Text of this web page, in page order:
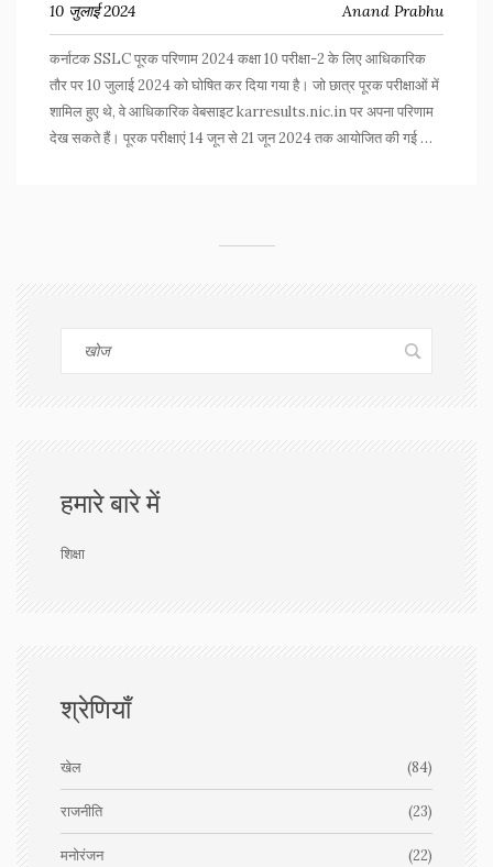
10 जुलाई 2024 Anand Prabhu
कर्नाटक SSLC पूरक परिणाम 2024 कक्षा 10 परीक्षा-2 के लिए आधिकारिक
तौर पर 10 जुलाई 2024 को घोषित कर दिया गया है। जो छात्र पूरक परीक्षाओं में
शामिल हुए थे, वे आधिकारिक वेबसाइट karresults.nic.in पर अपना परिणाम
देख सकते हैं। पूरक परीक्षाएं 14 जून से 21 जून 2024 तक आयोजित की गई थीं,
हमारे बारे में
शिक्षा
श्रेणियाँ
खेल (84)
राजनीति (23)
मनोरंजन (22)